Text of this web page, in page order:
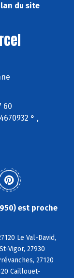
du site
60
° ,
est proche
Le Val-David,
Vigor, 27930
27120
Caillouet-